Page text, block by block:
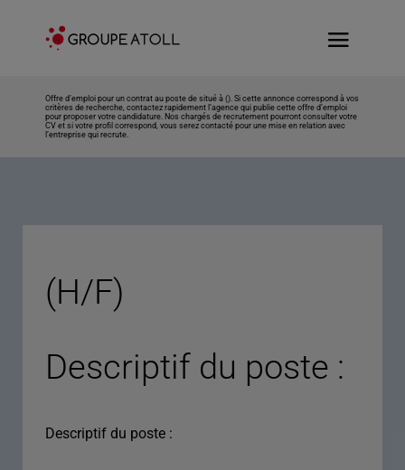
Offre d’emploi pour un contrat au poste de situé à (). Si cette annonce correspond à vos
critères de recherche, contactez rapidement l’agence qui publie cette offre d’emploi
pour proposer votre candidature. Nos chargés de recrutement pourront consulter votre
CV et si votre profil correspond, vous serez contacté pour une mise en relation avec
l’entreprise qui recrute.
(H/F)
Descriptif du poste :
Descriptif du poste :